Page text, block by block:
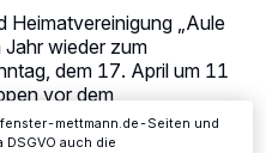
Heimatvereinigung „Aule
Jahr wieder zum
dem 17. April um 11
vor dem
um Ihre Einstellungen zu
indem Sie auf den Link
Rand der Webseite klicken.
Website. Weitere
mettmann.de-Seiten und
DSGVO auch die